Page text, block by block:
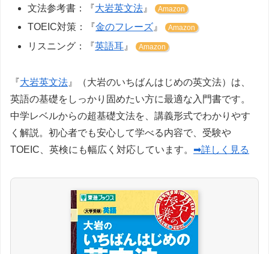
文法参考書：『大岩英文法 』 Amazon
TOEIC対策：『金のフレーズ』 Amazon
リスニング：『英語耳 』 Amazon
『大岩英文法 』（大岩のいちばんはじめの英文法）は、
英語の基礎をしっかり固めたい方に最適な入門書です。
中学レベルからの超基礎文法を、講義形式でわかりやす
く解説。初心者でも安心して学べる内容で、受験や
TOEIC、英検にも幅広く対応しています。 ➡詳しく見る